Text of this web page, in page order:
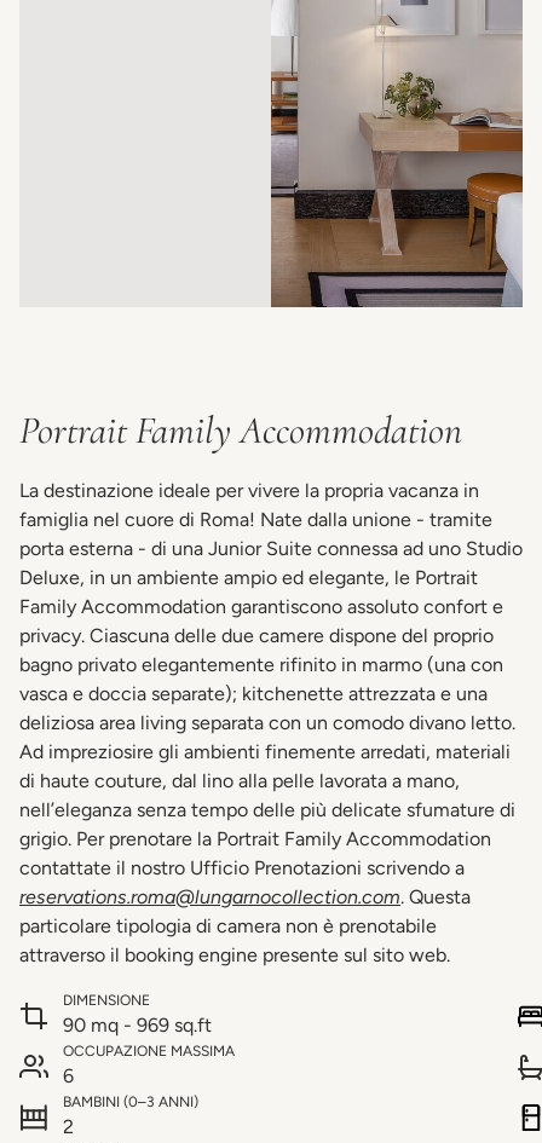
Portrait Family Accommodation
La destinazione ideale per vivere la propria vacanza in
famiglia nel cuore di Roma! Nate dalla unione - tramite
porta esterna - di una Junior Suite connessa ad uno Studio
Deluxe, in un ambiente ampio ed elegante, le Portrait
Family Accommodation garantiscono assoluto confort e
privacy. Ciascuna delle due camere dispone del proprio
bagno privato elegantemente rifinito in marmo (una con
vasca e doccia separate); kitchenette attrezzata e una
deliziosa area living separata con un comodo divano letto.
Ad impreziosire gli ambienti finemente arredati, materiali
di haute couture, dal lino alla pelle lavorata a mano,
nell’eleganza senza tempo delle più delicate sfumature di
grigio. Per prenotare la Portrait Family Accommodation
contattate il nostro Ufficio Prenotazioni scrivendo a
reservations.roma@lungarnocollection.com. Questa
particolare tipologia di camera non è prenotabile
attraverso il booking engine presente sul sito web.
DIMENSIONE
90 mq - 969 sq.ft
OCCUPAZIONE MASSIMA
6
BAMBINI (0–3 ANNI)
2